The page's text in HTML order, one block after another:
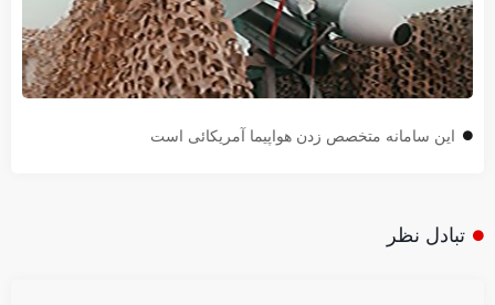
این سامانه متخصص زدن هواپیما آمریکائی است
تبادل نظر